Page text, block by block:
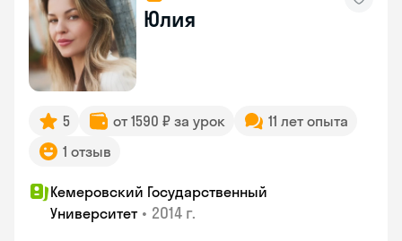
Юлия
5 от 1590 ₽ за урок
11 лет опыта
1 отзыв
Кемеровский Государственный
Университет • 2014 г.